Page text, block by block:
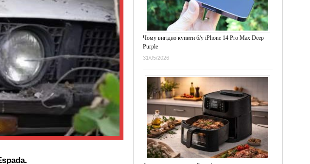
Чому вигідно купити б/у iPhone 14 Pro Max Deep
Purple
31/05/2026